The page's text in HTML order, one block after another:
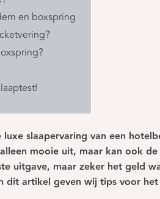
en boxspring
slaapervaring van een
mooie uit, maar kan ook
uitgave, maar zeker het geld
artikel geven wij tips voor